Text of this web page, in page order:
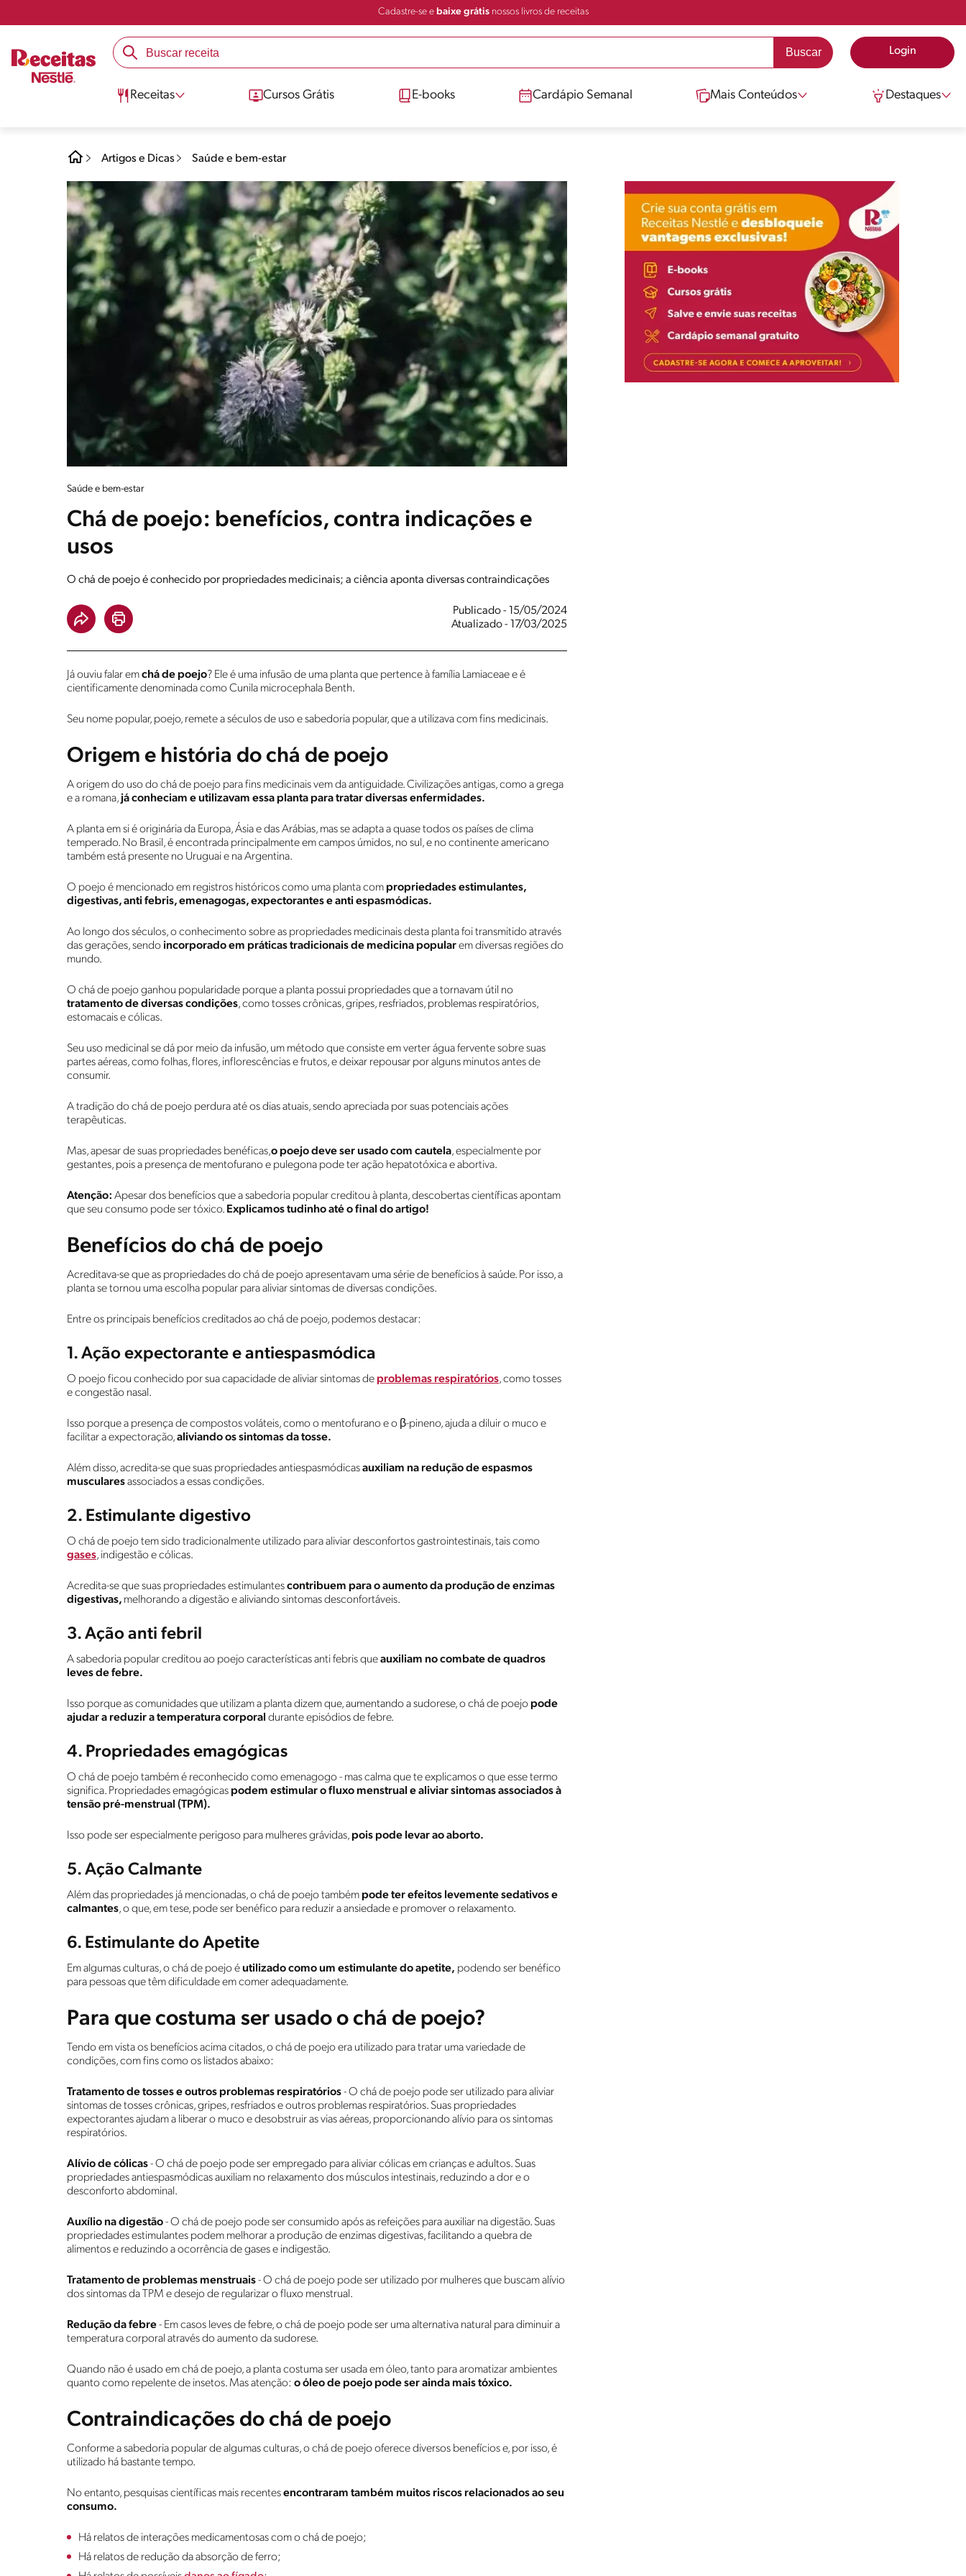
Cadastre-se e baixe grátisnossos livros de receitas
Login
Receitas Cursos Grátis E-books Cardápio Semanal Mais Conteúdos Destaques
Artigos e Dicas Saúde e bem-estar
Saúde e bem-estar
Chá de poejo: benefícios, contra indicações e
usos
O chá de poejo é conhecido por propriedades medicinais; a ciência aponta diversas contraindicações
Publicado - 15/05/2024
Atualizado - 17/03/2025
Já ouviu falar emchá de poejo? Ele é uma infusão de uma planta que pertence à família Lamiaceae e é
cientificamente denominada como Cunila microcephala Benth.
Seu nome popular, poejo, remete a séculos de uso e sabedoria popular, que a utilizava com fins medicinais.
Origem e história do chá de poejo
A origem do uso do chá de poejo para fins medicinais vem da antiguidade. Civilizações antigas, como a grega
e a romana, já conheciam e utilizavam essa planta para tratar diversas enfermidades.
A planta em si é originária da Europa, Ásia e das Arábias, mas se adapta a quase todos os países de clima
temperado. No Brasil, é encontrada principalmente em campos úmidos, no sul, e no continente americano
também está presente no Uruguai e na Argentina.
O poejo é mencionado em registros históricos como uma planta com propriedades estimulantes,
digestivas, anti febris, emenagogas, expectorantes e anti espasmódicas.
Ao longo dos séculos, o conhecimento sobre as propriedades medicinais desta planta foi transmitido através
das gerações, sendo incorporado em práticas tradicionais de medicina popularem diversas regiões do
mundo.
O chá de poejo ganhou popularidade porque a planta possui propriedades que a tornavam útil no
tratamento de diversas condições, como tosses crônicas, gripes, resfriados, problemas respiratórios,
estomacais e cólicas.
Seu uso medicinal se dá por meio da infusão, um método que consiste em verter água fervente sobre suas
partes aéreas, como folhas, flores, inflorescências e frutos, e deixar repousar por alguns minutos antes de
consumir.
A tradição do chá de poejo perdura até os dias atuais, sendo apreciada por suas potenciais ações
terapêuticas.
Mas, apesar de suas propriedades benéficas,o poejo deve ser usado com cautela, especialmente por
gestantes, pois a presença de mentofurano e pulegona pode ter ação hepatotóxica e abortiva.
Atenção: Apesar dos benefícios que a sabedoria popular creditou à planta, descobertas científicas apontam
que seu consumo pode ser tóxico. Explicamos tudinho até o final do artigo!
Benefícios do chá de poejo
Acreditava-se que as propriedades do chá de poejo apresentavam uma série de benefícios à saúde. Por isso, a
planta se tornou uma escolha popular para aliviar sintomas de diversas condições.
Entre os principais benefícios creditados ao chá de poejo, podemos destacar:
1. Ação expectorante e antiespasmódica
O poejo ficou conhecido por sua capacidade de aliviar sintomas de problemas respiratórios, como tosses
e congestão nasal.
Isso porque a presença de compostos voláteis, como o mentofurano e o β-pineno, ajuda a diluir o muco e
facilitar a expectoração,aliviando os sintomas da tosse.
Além disso, acredita-se que suas propriedades antiespasmódicasauxiliam na redução de espasmos
muscularesassociados a essas condições.
2. Estimulante digestivo
O chá de poejo tem sido tradicionalmente utilizado para aliviar desconfortos gastrointestinais, tais como
gases, indigestão e cólicas.
Acredita-se que suas propriedades estimulantescontribuem para o aumento da produção de enzimas
digestivas, melhorando a digestão e aliviando sintomas desconfortáveis.
3. Ação anti febril
A sabedoria popular creditou ao poejo características anti febris queauxiliam no combate de quadros
leves de febre.
Isso porque as comunidades que utilizam a planta dizem que, aumentando a sudorese, o chá de poejo pode
ajudar a reduzir a temperatura corporal durante episódios de febre.
4. Propriedades emagógicas
O chá de poejo também é reconhecido como emenagogo - mas calma que te explicamos o que esse termo
significa. Propriedades emagógicas podem estimular o fluxo menstrual e aliviar sintomas associados à
tensão pré-menstrual (TPM).
Isso pode ser especialmente perigoso para mulheres grávidas, pois pode levar ao aborto.
5. Ação Calmante
Além das propriedades já mencionadas, o chá de poejo também pode ter efeitos levemente sedativos e
calmantes, o que, em tese, pode ser benéfico para reduzir a ansiedade e promover o relaxamento.
6. Estimulante do Apetite
Em algumas culturas, o chá de poejo éutilizado como um estimulante do apetite, podendo ser benéfico
para pessoas que têm dificuldade em comer adequadamente.
Para que costuma ser usado o chá de poejo?
Tendo em vista os benefícios acima citados, o chá de poejo era utilizado para tratar uma variedade de
condições, com fins como os listados abaixo:
Tratamento de tosses e outros problemas respiratórios- O chá de poejo pode ser utilizado para aliviar
sintomas de tosses crônicas, gripes, resfriados e outros problemas respiratórios. Suas propriedades
expectorantes ajudam a liberar o muco e desobstruir as vias aéreas, proporcionando alívio para os sintomas
respiratórios.
Alívio de cólicas- O chá de poejo pode ser empregado para aliviar cólicas em crianças e adultos. Suas
propriedades antiespasmódicas auxiliam no relaxamento dos músculos intestinais, reduzindo a dor e o
desconforto abdominal.
Auxílio na digestão- O chá de poejo pode ser consumido após as refeições para auxiliar na digestão. Suas
propriedades estimulantes podem melhorar a produção de enzimas digestivas, facilitando a quebra de
alimentos e reduzindo a ocorrência de gases e indigestão.
Tratamento de problemas menstruais- O chá de poejo pode ser utilizado por mulheres que buscam alívio
dos sintomas da TPM e desejo de regularizar o fluxo menstrual.
Redução da febre- Em casos leves de febre, o chá de poejo pode ser uma alternativa natural para diminuir a
temperatura corporal através do aumento da sudorese.
Quando não é usado em chá de poejo, a planta costuma ser usada em óleo, tanto para aromatizar ambientes
quanto como repelente de insetos. Mas atenção: o óleo de poejo pode ser ainda mais tóxico.
Contraindicações do chá de poejo
Conforme a sabedoria popular de algumas culturas, o chá de poejo oferece diversos benefícios e, por isso, é
utilizado há bastante tempo.
No entanto, pesquisas científicas mais recentesencontraram também muitos riscos relacionados ao seu
consumo.
Há relatos de interações medicamentosas com o chá de poejo;
Há relatos de redução da absorção de ferro;